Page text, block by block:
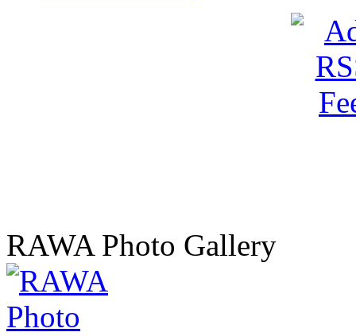
RAWA Photo Gallery